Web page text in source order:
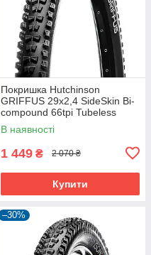
Покришка Hutchinson
GRIFFUS 29х2,4 SideSkin Bi-
compound 66tpi Tubeless
Ready Складана Black
В наявності
1 449 ₴ 2 070 ₴
Купити
–30%